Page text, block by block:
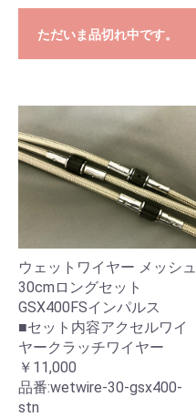
ただいま品切れ中です。
ウェットワイヤー メッシュ
30cmロングセット
GSX400FSインパルス
■セット内容アクセルワイ
ヤークラッチワイヤー
￥11,000
品番:wetwire-30-gsx400-
stn